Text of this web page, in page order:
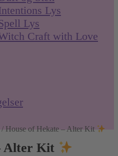
Lys
Lys
Craft with Love
/House of Hekate – Alter Kit
Alter Kit